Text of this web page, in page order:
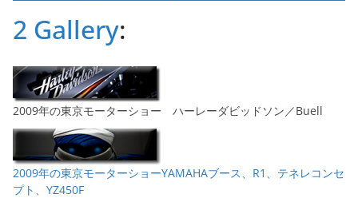
2 Gallery:
2009年の東京モーターショー ハーレーダビッドソン／Buell
2009年の東京モーターショーYAMAHAブース、R1、テネレコンセ
プト、YZ450F